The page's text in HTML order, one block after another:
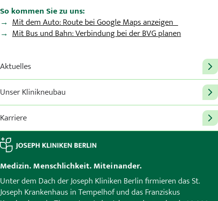
So kommen Sie zu uns:
Mit dem Auto: Route bei Google Maps anzeigen
Mit Bus und Bahn: Verbindung bei der BVG planen
Aktuelles
Unser Klinikneubau
Karriere
Medizin. Menschlichkeit. Miteinander.
Unter dem Dach der Joseph Kliniken Berlin firmieren das St.
Joseph Krankenhaus in Tempelhof und das Franziskus